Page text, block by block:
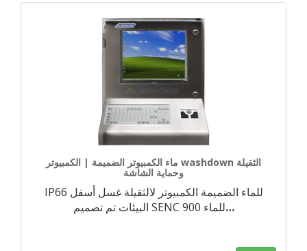
ماء الكمبيوتر الضميمة | الكمبيوتر washdown الثقيلة
وحماية الشاشة
IP66 للماء الضميمة الكمبيوتر لالثقيلة غسل أسفل
البيئات تم تصميم SENC 900 للماء…